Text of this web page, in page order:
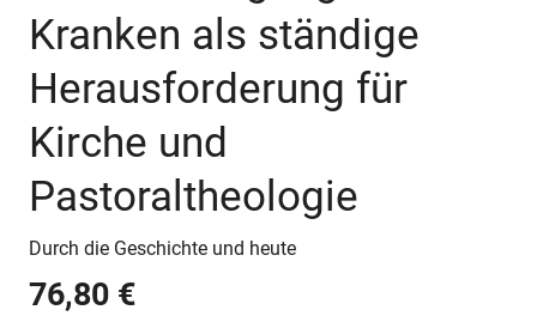
Kranken als ständige
Herausforderung für
Kirche und
Pastoraltheologie
Durch die Geschichte und heute
76,80 €